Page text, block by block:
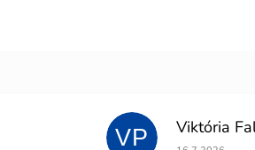
je 5 z 5 hviezdičiek.VP Hodnotenie